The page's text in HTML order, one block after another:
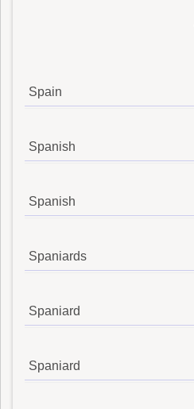
Spain
Spanish
Spanish
Spaniards
Spaniard
Spaniard